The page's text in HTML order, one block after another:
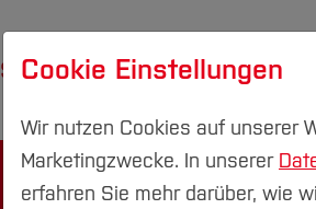
Studium Forschung & Transfer
Cookie Einstellungen
Wir nutzen Cookies auf unserer
Marketingzwecke. In unserer
erfahren Sie mehr darüber, wie